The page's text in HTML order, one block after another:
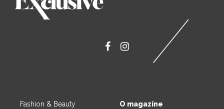
Fashion & Beauty O magazíne